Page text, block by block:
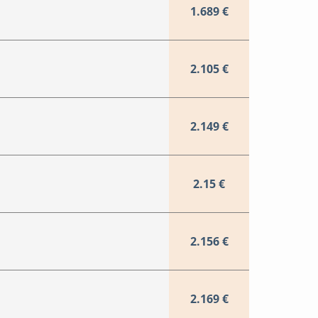
1.689 €
2.105 €
2.149 €
2.15 €
2.156 €
2.169 €